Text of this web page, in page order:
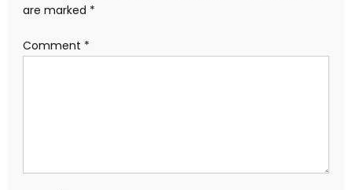
are marked *
Comment *